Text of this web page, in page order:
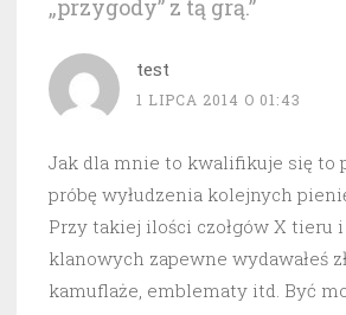
„przygody” z tą grą.”
test
1 LIPCA 2014 O 01:43
Jak dla mnie to kwalifikuje się to
próbę wyłudzenia kolejnych
Przy takiej ilości czołgów X tieru
klanowych zapewne wydawałeś
kamuflaże, emblematy itd. Być